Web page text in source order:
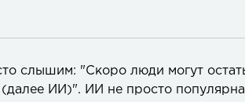
слышим: "Скоро люди могут
(далее ИИ)". ИИ не просто